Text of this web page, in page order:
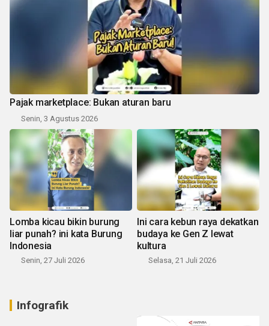
Pajak marketplace: Bukan aturan baru
Senin, 3 Agustus 2026
Lomba kicau bikin burung
liar punah? ini kata Burung
Indonesia
Senin, 27 Juli 2026
Ini cara kebun raya dekatkan
budaya ke Gen Z lewat
kultura
Selasa, 21 Juli 2026
Infografik